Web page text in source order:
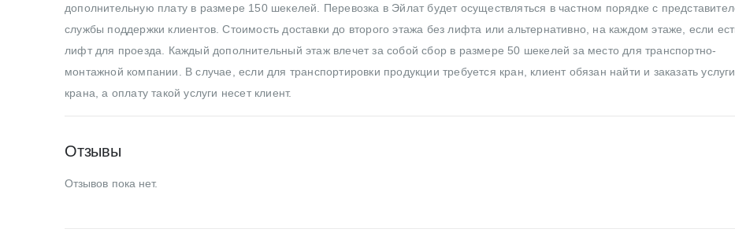
дополнительную плату в размере 150 шекелей. Перевозка в Эйлат будет осуществляться в частном порядке с
службы поддержки клиентов. Стоимость доставки до второго этажа без лифта или альтернативно, на каждом этаже, если
лифт для проезда. Каждый дополнительный этаж влечет за собой сбор в размере 50 шекелей за место для транспортно-
монтажной компании. В случае, если для транспортировки продукции требуется кран, клиент обязан найти и заказать услуги
крана, а оплату такой услуги несет клиент.
Отзывы
Отзывов пока нет.